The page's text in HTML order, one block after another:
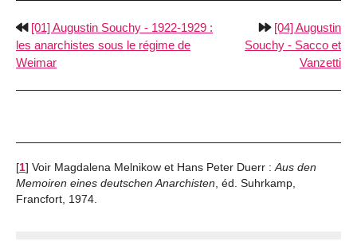
[01] Augustin Souchy - 1922-1929 :
les anarchistes sous le régime de
Weimar
[04] Augustin
Souchy - Sacco et
Vanzetti
[1] Voir Magdalena Melnikow et Hans Peter Duerr : Aus den
Memoiren eines deutschen Anarchisten , éd. Suhrkamp,
Francfort, 1974.